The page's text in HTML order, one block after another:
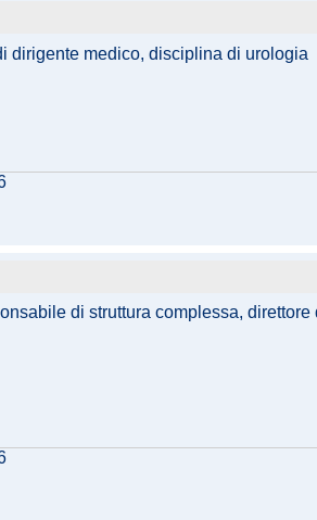
dirigente medico, disciplina di urologia
di struttura complessa,